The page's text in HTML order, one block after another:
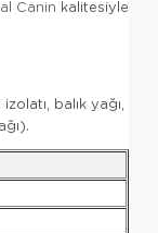
Canin kalitesiyle
balık yağı,